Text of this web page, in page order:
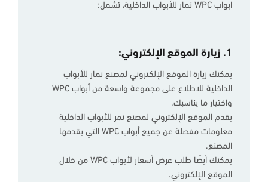
ابواب WPC نمار للأبواب الداخلية، تشمل:
1. زيارة الموقع الإلكتروني:
يمكنك زيارة الموقع الإلكتروني لمصنع نمار للأبواب
الداخلية للاطلاع على مجموعة واسعة من أبواب WPC
واختيار ما يناسبك.
يقدم الموقع الإلكتروني لمصنع نمر للأبواب الداخلية
معلومات مفصلة عن جميع أبواب WPC التي يقدمها
المصنع.
يمكنك أيضًا طلب عرض أسعار لأبواب WPC من خلال
الموقع الإلكتروني.